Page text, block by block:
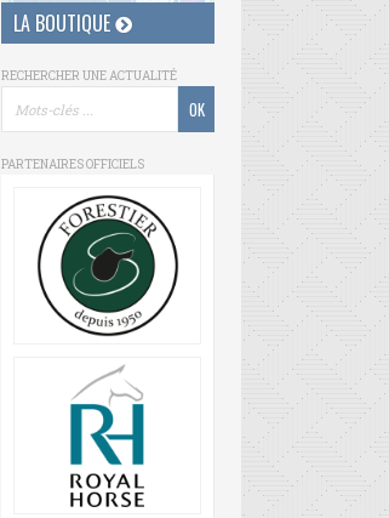
LA BOUTIQUE
RECHERCHER UNE ACTUALITÉ
PARTENAIRES OFFICIELS